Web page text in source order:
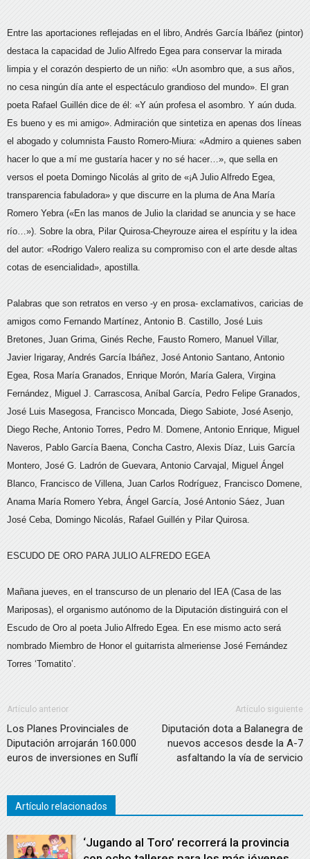
Entre las aportaciones reflejadas en el libro, Andrés García Ibáñez (pintor)
destaca la capacidad de Julio Alfredo Egea para conservar la mirada
limpia y el corazón despierto de un niño: «Un asombro que, a sus años,
no cesa ningún día ante el espectáculo grandioso del mundo». El gran
poeta Rafael Guillén dice de él: «Y aún profesa el asombro. Y aún duda.
Es bueno y es mi amigo». Admiración que sintetiza en apenas dos líneas
el abogado y columnista Fausto Romero-Miura: «Admiro a quienes saben
hacer lo que a mí me gustaría hacer y no sé hacer…», que sella en
versos el poeta Domingo Nicolás al grito de «¡A Julio Alfredo Egea,
transparencia fabuladora» y que discurre en la pluma de Ana María
Romero Yebra («En las manos de Julio la claridad se anuncia y se hace
río…»). Sobre la obra, Pilar Quirosa-Cheyrouze airea el espíritu y la idea
del autor: «Rodrigo Valero realiza su compromiso con el arte desde altas
cotas de esencialidad», apostilla.
Palabras que son retratos en verso -y en prosa- exclamativos, caricias de
amigos como Fernando Martínez, Antonio B. Castillo, José Luis
Bretones, Juan Grima, Ginés Reche, Fausto Romero, Manuel Villar,
Javier Irigaray, Andrés García Ibáñez, José Antonio Santano, Antonio
Egea, Rosa María Granados, Enrique Morón, María Galera, Virgina
Fernández, Miguel J. Carrascosa, Aníbal García, Pedro Felipe Granados,
José Luis Masegosa, Francisco Moncada, Diego Sabiote, José Asenjo,
Diego Reche, Antonio Torres, Pedro M. Domene, Antonio Enrique, Miguel
Naveros, Pablo García Baena, Concha Castro, Alexis Díaz, Luis García
Montero, José G. Ladrón de Guevara, Antonio Carvajal, Miguel Ángel
Blanco, Francisco de Villena, Juan Carlos Rodríguez, Francisco Domene,
Anama María Romero Yebra, Ángel García, José Antonio Sáez, Juan
José Ceba, Domingo Nicolás, Rafael Guillén y Pilar Quirosa.
ESCUDO DE ORO PARA JULIO ALFREDO EGEA
Mañana jueves, en el transcurso de un plenario del IEA (Casa de las
Mariposas), el organismo autónomo de la Diputación distinguirá con el
Escudo de Oro al poeta Julio Alfredo Egea. En ese mismo acto será
nombrado Miembro de Honor el guitarrista almeriense José Fernández
Torres ‘Tomatito’.
Artículo anterior
Los Planes Provinciales de
Diputación arrojarán 160.000
euros de inversiones en Suflí
Artículo siguiente
Diputación dota a Balanegra de
nuevos accesos desde la A-7
asfaltando la vía de servicio
Artículo relacionados
‘Jugando al Toro’ recorrerá la provincia